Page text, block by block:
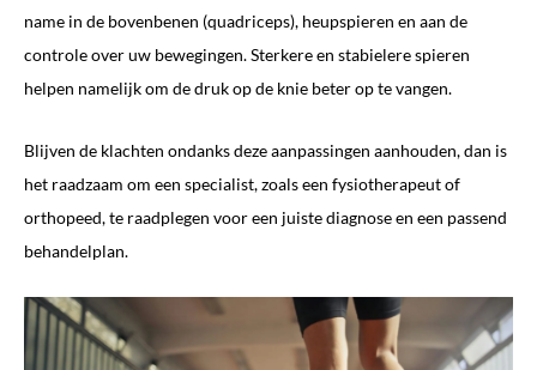
name in de bovenbenen (quadriceps), heupspieren en aan de
controle over uw bewegingen. Sterkere en stabielere spieren
helpen namelijk om de druk op de knie beter op te vangen.
Blijven de klachten ondanks deze aanpassingen aanhouden, dan is
het raadzaam om een specialist, zoals een fysiotherapeut of
orthopeed, te raadplegen voor een juiste diagnose en een passend
behandelplan.